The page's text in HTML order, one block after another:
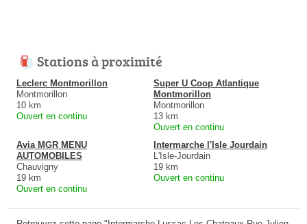
Stations à proximité
Leclerc Montmorillon
Montmorillon
10 km
Ouvert en continu
Super U Coop Atlantique
Montmorillon
Montmorillon
13 km
Ouvert en continu
Avia MGR MENU
AUTOMOBILES
Chauvigny
19 km
Ouvert en continu
Intermarche l'Isle Jourdain
L'Isle-Jourdain
19 km
Ouvert en continu